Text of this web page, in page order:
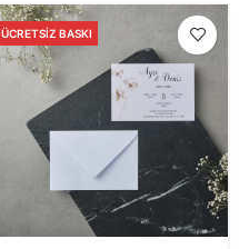
ÜCRETSIZ BASKI